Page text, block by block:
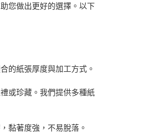
您做出更好的選擇。以下
的紙張厚度與加工方式。
或珍藏。我們提供多種紙
黏著度強，不易脫落。